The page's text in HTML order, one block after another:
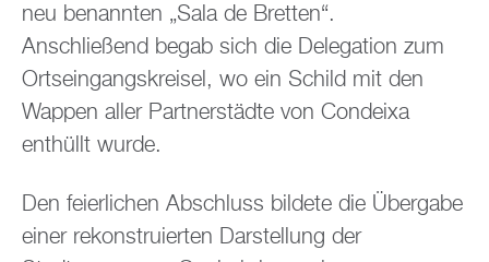
neu benannten „Sala de Bretten“.
Anschließend begab sich die Delegation zum
Ortseingangskreisel, wo ein Schild mit den
Wappen aller Partnerstädte von Condeixa
enthüllt wurde.
Den feierlichen Abschluss bildete die Übergabe
einer rekonstruierten Darstellung der